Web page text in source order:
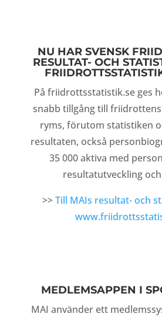
NU HAR SVENSK
RESULTAT- OCH
På friidrottsstatistik.se ges
snabb tillgång till
ryms, förutom statistiken
resultaten, också
35 000 aktiva med
resultatutveckling
>>Till MAIs resultat- och
MEDLEMSAPPEN I
MAI använder ett